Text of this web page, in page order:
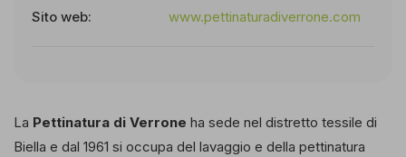
Sito web:
www.pettinaturadiverrone.com
La Pettinatura di Verrone ha sede nel distretto tessile di
Biella e dal 1961 si occupa del lavaggio e della pettinatura